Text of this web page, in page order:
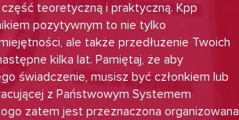
teoretyczną i praktyczną. Kpp
pozytywnym to nie tylko
ale także przedłużenie Twoich
kilka lat. Pamiętaj, że aby
świadczenie, musisz być członkiem lub
z Państwowym Systemem
zatem jest przeznaczona organizowana